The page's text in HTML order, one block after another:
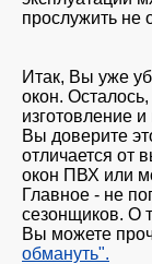
прослужить не
Итак, Вы уже
окон.
изготовление
Вы доверите
отличается от
окон ПВХ или
Главное - не
сезонщиков. О
Вы можете
обмануть".